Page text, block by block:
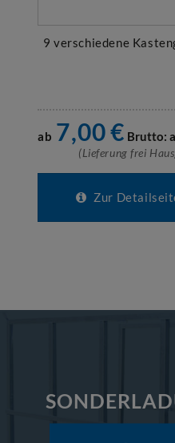
9 verschiedene
ab 7,00€ Brutto:
(Lieferung frei
Zur